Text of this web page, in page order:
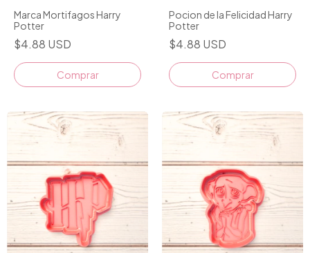
Marca Mortifagos Harry
Potter
$4.88 USD
Comprar
Pocion de la Felicidad Harry
Potter
$4.88 USD
Comprar